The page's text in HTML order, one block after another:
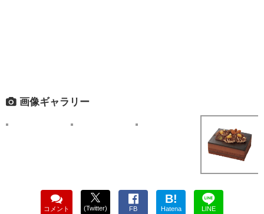
画像ギャラリー
コメント (Twitter) FB
B!
Hatena LINE